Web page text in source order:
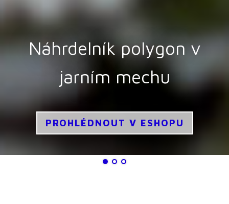
Náhrdelník polygon v
jarním mechu
PROHLÉDNOUT V ESHOPU
Zimní přistání -
Náhrdelník Černá
Vzducholoď
PROHLÉDNOUT V ESHOPU
Mořský Plankton - Brož
Ulita
PROHLÉDNOUT V ESHOPU